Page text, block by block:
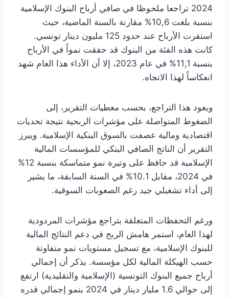
2024 تراجعا ملحوظا في صافي أرباح البنوك الإسلامية
بنسبة بلغت 10,6% مقارنة بالسنة الماضية، حيث
استقرت الأرباح عند حدود 125 مليون دينار تونسي.
كانت هذه الفئة من البنوك قد حققت نمواً في الأرباح
بنسبة 11,1% في عام 2023، إلا أن الأداء هذا العام شهد
انعكاساً لهذا الاتجاه.
ويعود هذا التراجع، بحسب معطيات التقرير، إلى
الضغوط المتواصلة على مؤشرات الربحية نتيجة تحديات
اقتصادية ومالية عصفت بالسوق البنكية الإسلامية. ويبرز
التقرير أن الناتج الصافي البنكي للمؤسسات المالية
الإسلامية قد حافظ على وتيرة نمو متماسكة بنسبة 12%
في 2024، مقابل 10.1% في السنة السابقة، ما يشير
إلى أداء تشغيلي جيد رغم الصعوبات السوقية.
ورغم التحفظات المتعلقة بتراجع مؤشرات المردودية
لهذا العام، استمر هامش الربح في دعم النتائج المالية
للبنوك الإسلامية، مع تسجيل مستويات نمو متفاوتة
حسب الهيكلة المالية لكل مؤسسة. يذكر أن إجمالي
أرباح جميع البنوك التونسية (الإسلامية والتقليدية) ارتفع
إلى حوالي 1.6 مليار دينار في 2024 بنمو إجمالي قدره